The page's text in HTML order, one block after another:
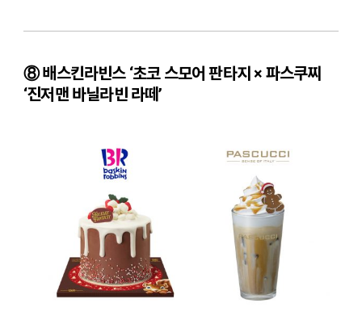
⑧ 배스킨라빈스 ‘초코 스모어 판타지 × 파스쿠찌
‘진저맨 바닐라빈 라떼’